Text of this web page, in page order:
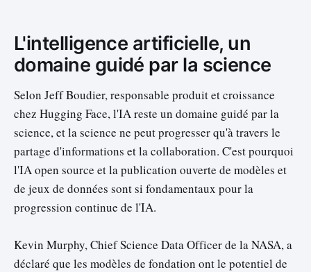
espace où chercheurs, ingénieurs
et passionné…
L'intelligence artificielle, un
domaine guidé par la science
Selon Jeff Boudier, responsable produit et croissance
chez Hugging Face, l'IA reste un domaine guidé par la
science, et la science ne peut progresser qu'à travers le
partage d'informations et la collaboration. C'est pourquoi
l'IA open source et la publication ouverte de modèles et
de jeux de données sont si fondamentaux pour la
progression continue de l'IA.
Kevin Murphy, Chief Science Data Officer de la NASA, a
déclaré que les modèles de fondation ont le potentiel de